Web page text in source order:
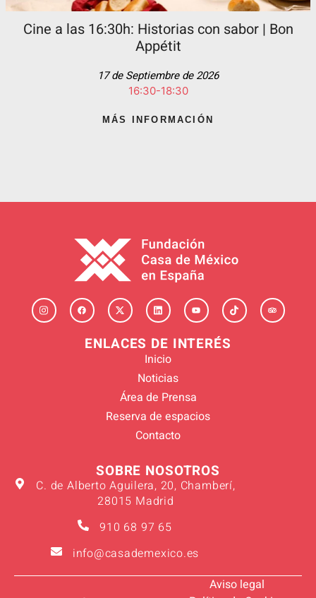
Cine a las 16:30h: Historias con sabor | Bon
Appétit
17 de Septiembre de 2026
16:30-18:30
MÁS INFORMACIÓN
ENLACES DE INTERÉS
Inicio
Noticias
Área de Prensa
Reserva de espacios
Contacto
SOBRE NOSOTROS
C. de Alberto Aguilera, 20, Chamberí,
28015 Madrid
910 68 97 65
info@casademexico.es
Aviso legal